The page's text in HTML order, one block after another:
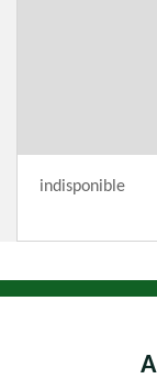
indisponible